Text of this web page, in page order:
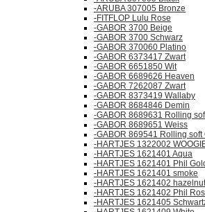
-ARUBA 307005 Bronze
-FITFLOP Lulu Rose
-GABOR 3700 Beige
-GABOR 3700 Schwarz
-GABOR 370060 Platino
-GABOR 6373417 Zwart
-GABOR 6651850 Wit
-GABOR 6689626 Heaven
-GABOR 7262087 Zwart
-GABOR 8373419 Wallaby
-GABOR 8684846 Demin
-GABOR 8689631 Rolling
-GABOR 8689651 Weiss
-GABOR 869541 Rolling soft
-HARTJES 1322002
-HARTJES 1621401 Aqua
-HARTJES 1621401 Phil
-HARTJES 1621401 smoke
-HARTJES 1621402 hazelnut
-HARTJES 1621402 Phil
-HARTJES 1621405